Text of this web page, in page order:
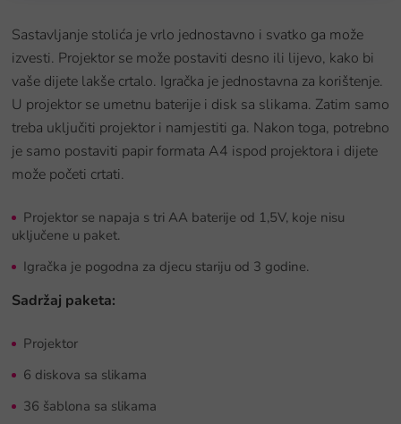
Sastavljanje stolića je vrlo jednostavno i svatko ga može
izvesti. Projektor se može postaviti desno ili lijevo, kako bi
vaše dijete lakše crtalo. Igračka je jednostavna za korištenje.
U projektor se umetnu baterije i disk sa slikama. Zatim samo
treba uključiti projektor i namjestiti ga. Nakon toga, potrebno
je samo postaviti papir formata A4 ispod projektora i dijete
može početi crtati.
Projektor se napaja s tri AA baterije od 1,5V, koje nisu
uključene u paket.
Igračka je pogodna za djecu stariju od 3 godine.
Sadržaj paketa:
Projektor
6 diskova sa slikama
36 šablona sa slikama